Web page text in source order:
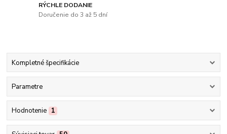
RÝCHLE DODANIE
Doručenie do 3 až 5 dní
Kompletné špecifikácie
Parametre
Hodnotenie 1